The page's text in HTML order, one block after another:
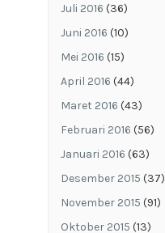
Juli 2016 (36)
Juni 2016 (10)
Mei 2016 (15)
April 2016 (44)
Maret 2016 (43)
Februari 2016 (56)
Januari 2016 (63)
Desember 2015 (37)
November 2015 (91)
Oktober 2015 (13)